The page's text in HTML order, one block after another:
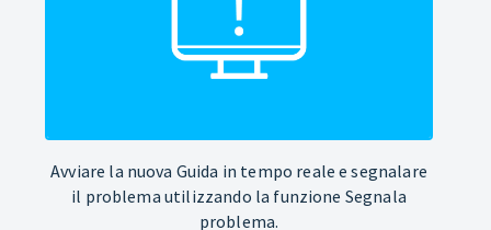
Avviare la nuova Guida in tempo reale e segnalare
il problema utilizzando la funzione Segnala
problema.